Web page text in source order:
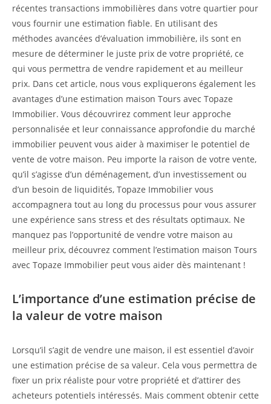
récentes transactions immobilières dans votre quartier pour
vous fournir une estimation fiable. En utilisant des
méthodes avancées d’évaluation immobilière, ils sont en
mesure de déterminer le juste prix de votre propriété, ce
qui vous permettra de vendre rapidement et au meilleur
prix. Dans cet article, nous vous expliquerons également les
avantages d’une estimation maison Tours avec Topaze
Immobilier. Vous découvrirez comment leur approche
personnalisée et leur connaissance approfondie du marché
immobilier peuvent vous aider à maximiser le potentiel de
vente de votre maison. Peu importe la raison de votre vente,
qu’il s’agisse d’un déménagement, d’un investissement ou
d’un besoin de liquidités, Topaze Immobilier vous
accompagnera tout au long du processus pour vous assurer
une expérience sans stress et des résultats optimaux. Ne
manquez pas l’opportunité de vendre votre maison au
meilleur prix, découvrez comment l’estimation maison Tours
avec Topaze Immobilier peut vous aider dès maintenant !
L’importance d’une estimation précise de
la valeur de votre maison
Lorsqu’il s’agit de vendre une maison, il est essentiel d’avoir
une estimation précise de sa valeur. Cela vous permettra de
fixer un prix réaliste pour votre propriété et d’attirer des
acheteurs potentiels intéressés. Mais comment obtenir cette